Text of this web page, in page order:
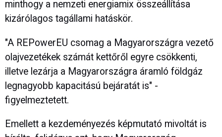
minthogy a nemzeti energiamix összeállítása
kizárólagos tagállami hatáskör.
"A REPowerEU csomag a Magyarországra vezető
olajvezetékek számát kettőről egyre csökkenti,
illetve lezárja a Magyarországra áramló földgáz
legnagyobb kapacitású bejáratát is" -
figyelmeztetett.
Emellett a kezdeményezés képmutató mivoltát is